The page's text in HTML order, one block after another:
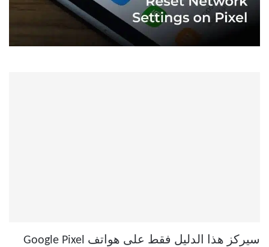
سيركز هذا الدليل فقط على هواتف Google Pixel